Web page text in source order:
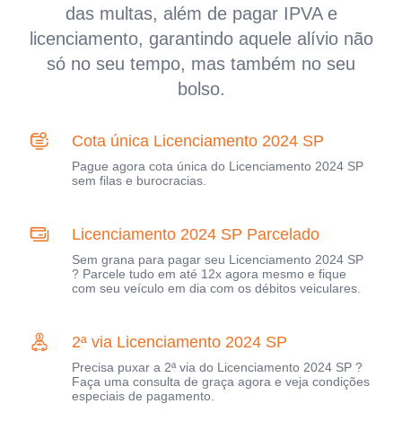
das multas, além de pagar IPVA e
licenciamento, garantindo aquele alívio não
só no seu tempo, mas também no seu
bolso.
Cota única Licenciamento 2024 SP
Pague agora cota única do Licenciamento 2024 SP
sem filas e burocracias.
Licenciamento 2024 SP Parcelado
Sem grana para pagar seu Licenciamento 2024 SP
? Parcele tudo em até 12x agora mesmo e fique
com seu veículo em dia com os débitos veiculares.
2ª via Licenciamento 2024 SP
Precisa puxar a 2ª via do Licenciamento 2024 SP ?
Faça uma consulta de graça agora e veja condições
especiais de pagamento.